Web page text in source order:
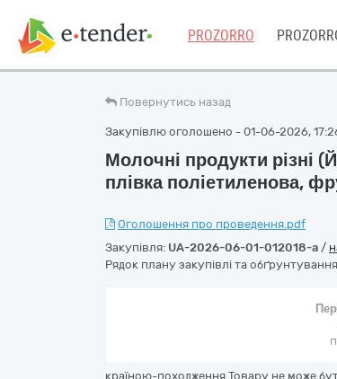
PROZORRO
Повернутись назад
Закупівлю оголошено - 01-06-2026,
Молочні продукти різні
плівка поліетиленова,
Оголошення про проведення.pdf
Закупівля: UA-2026-06-01-012018-a /
Рядок плану закупівлі та
країною-походження Товару не може